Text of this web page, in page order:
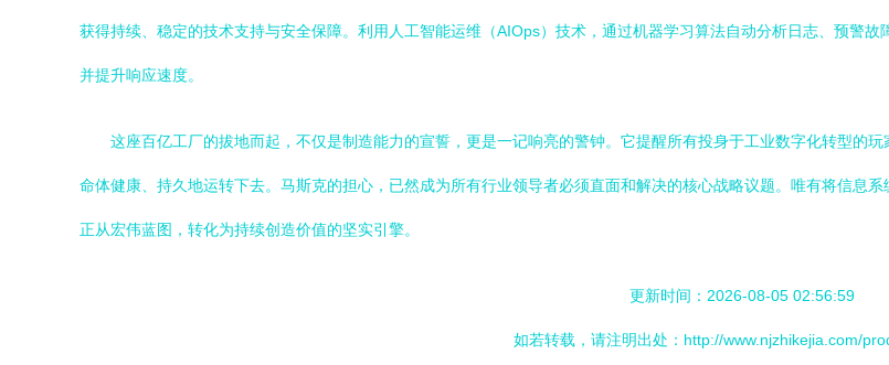
获得持续、稳定的技术支持与安全保障。利用人工智能运维（AIOps）技术，通过机器学习算法自动分析日志、预警
并提升响应速度。
这座百亿工厂的拔地而起，不仅是制造能力的宣誓，更是一记响亮的警钟。它提醒所有投身于工业数字化转型的
命体健康、持久地运转下去。马斯克的担心，已然成为所有行业领导者必须直面和解决的核心战略议题。唯有将信息
正从宏伟蓝图，转化为持续创造价值的坚实引擎。
更新时间：2026-08-05 02:56:59
如若转载，请注明出处：http://www.njzhikejia.com/